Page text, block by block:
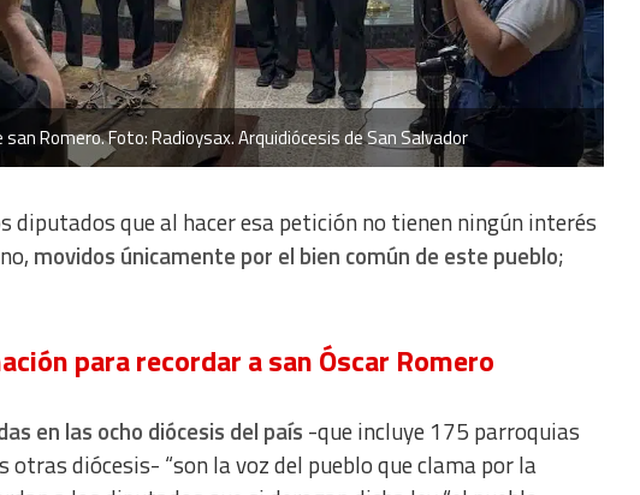
Romero. Foto: Radioysax. Arquidiócesis de San Salvador
diputados que al hacer esa petición no tienen ningún interés
movidos únicamente por el bien común de este pueblo;
para recordar a san Óscar Romero
en las ocho diócesis del país -que incluye 175 parroquias
diócesis- “son la voz del pueblo que clama por la